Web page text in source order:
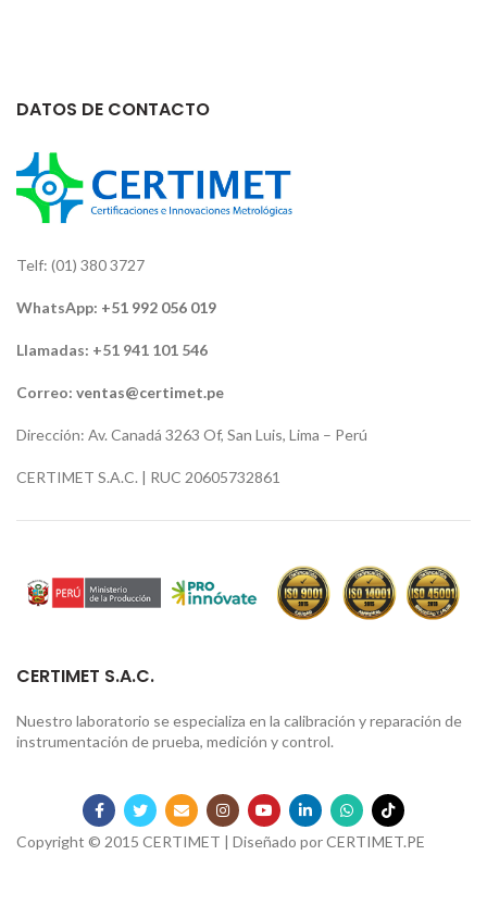
DATOS DE CONTACTO
Telf: (01) 380 3727
WhatsApp: +51 992 056 019
Llamadas: +51 941 101 546
Correo: ventas@certimet.pe
Dirección: Av. Canadá 3263 Of, San Luis, Lima – Perú
CERTIMET S.A.C. | RUC 20605732861
CERTIMET S.A.C.
Nuestro laboratorio se especializa en la calibración y reparación de
instrumentación de prueba, medición y control.
Copyright © 2015 CERTIMET | Diseñado porCERTIMET.PE